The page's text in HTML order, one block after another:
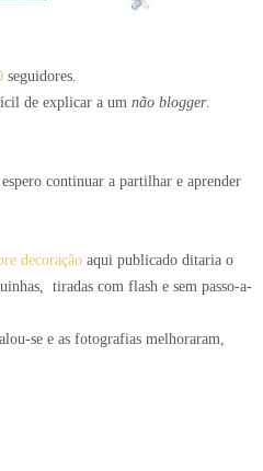
seguidores.
de explicar a um não blogger.
continuar a partilhar e aprender
decoração aqui publicado ditaria o
tiradas com flash e sem passo-a-
se e as fotografias melhoraram,